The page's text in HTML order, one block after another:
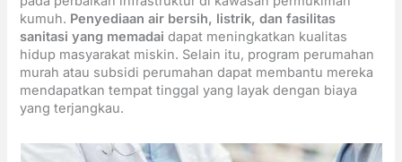
kumuh. Penyediaan air bersih, listrik, dan fasilitas
sanitasi yang memadai dapat meningkatkan kualitas
hidup masyarakat miskin. Selain itu, program perumahan
murah atau subsidi perumahan dapat membantu mereka
mendapatkan tempat tinggal yang layak dengan biaya
yang terjangkau.